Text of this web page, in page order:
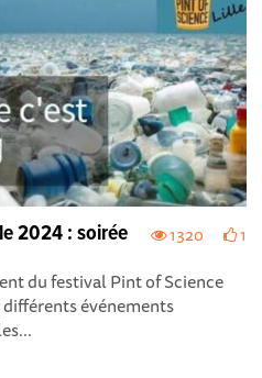
1320 1
2024 : soirée
du festival Pint of Science
événements